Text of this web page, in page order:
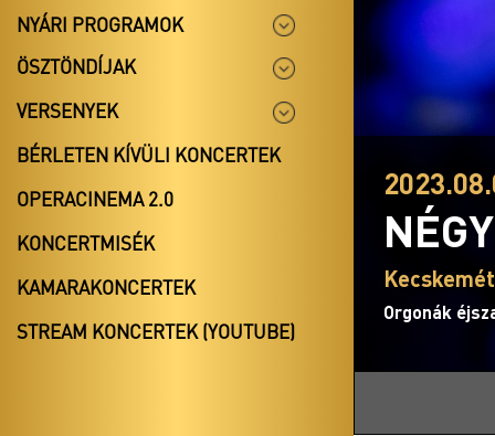
NYÁRI PROGRAMOK
ÖSZTÖNDÍJAK
VERSENYEK
BÉRLETEN KÍVÜLI KONCERTEK
OPERACINEMA 2.0
KONCERTMISÉK
KAMARAKONCERTEK
STREAM KONCERTEK (YOUTUBE)
Orgonák